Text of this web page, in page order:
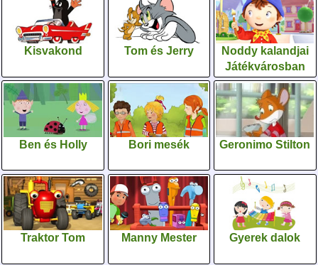
Kisvakond Tom és Jerry
Noddy kalandjai
Játékvárosban
Ben és Holly Bori mesék Geronimo Stilton
Traktor Tom Manny Mester Gyerek dalok